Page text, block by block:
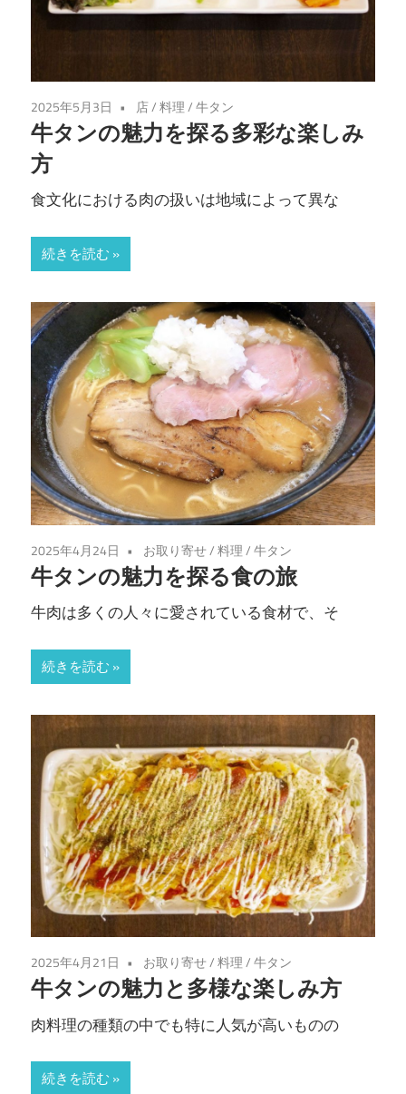
2025年5月3日 店/料理/牛タン
牛タンの魅力を探る多彩な楽しみ
方
食文化における肉の扱いは地域によって異な
続きを読む
2025年4月24日 お取り寄せ/料理/牛タン
牛タンの魅力を探る食の旅
牛肉は多くの人々に愛されている食材で、そ
続きを読む
2025年4月21日 お取り寄せ/料理/牛タン
牛タンの魅力と多様な楽しみ方
肉料理の種類の中でも特に人気が高いものの
続きを読む